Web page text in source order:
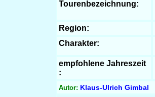
Tourenbezeichnung:
Region:
Charakter:
empfohlene Jahreszeit
:
Autor: Klaus-Ulrich Gimbal